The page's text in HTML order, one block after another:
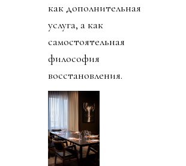
как дополнительная
услуга, а как
самостоятельная
философия
восстановления.